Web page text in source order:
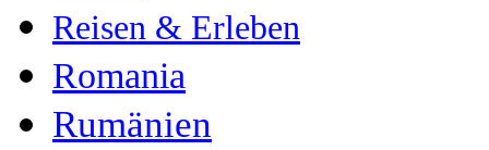
Reisen & Erleben
Romania
Rumänien